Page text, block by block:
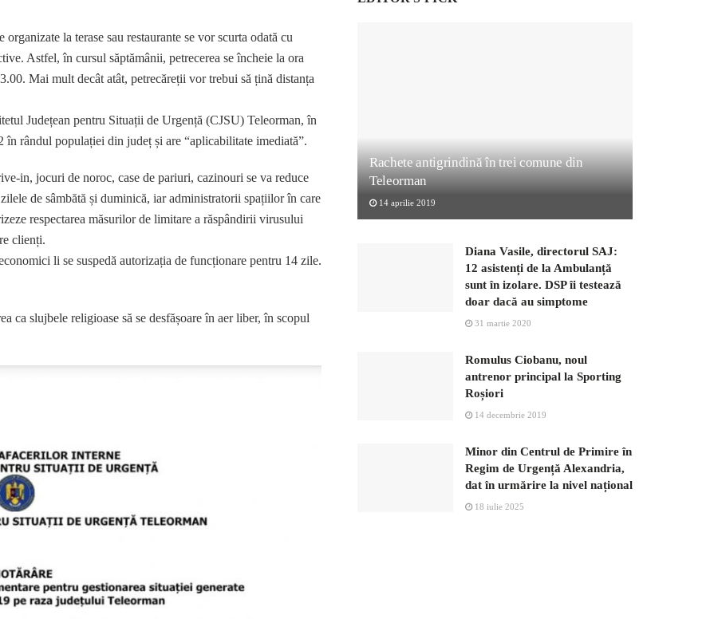
la terase sau restaurante se vor scurta odată cu
Astfel, în cursul săptămânii, petrecerea se încheie la ora
Mai mult decât atât, petrecăreții vor trebui să țină distanța
Județean pentru Situații de Urgență (CJSU) Teleorman, în
rândul populației din județ și are “aplicabilitate imediată”.
in, jocuri de noroc, case de pariuri, cazinouri se va reduce
de sâmbătă și duminică, iar administratorii spațiilor în care
respectarea măsurilor de limitare a răspândirii virusului
clienți.
li se suspedă autorizația de funcționare pentru 14 zile.
ca slujbele religioase să se desfășoare în aer liber, în scopul
Rachete antigrindină în trei comune din
Teleorman
14 aprilie 2019
Diana Vasile, directorul SAJ:
12 asistenți de la Ambulanță
sunt în izolare. DSP îi testează
doar dacă au simptome
31 martie 2020
Romulus Ciobanu, noul
antrenor principal la Sporting
Roșiori
14 decembrie 2019
Minor din Centrul de Primire în
Regim de Urgență Alexandria,
dat în urmărire la nivel național
18 iulie 2025